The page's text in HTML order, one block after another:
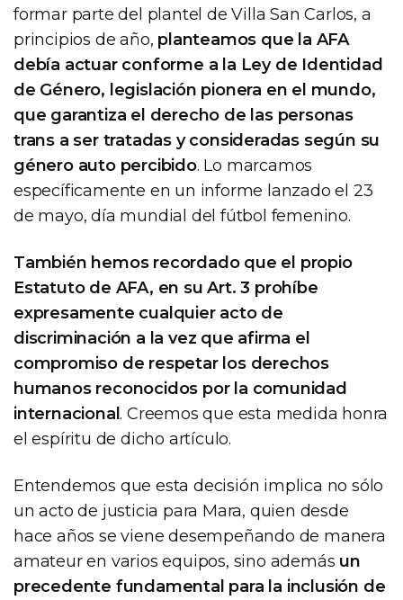
formar parte del plantel de Villa San Carlos, a
principios de año, planteamos que la AFA
debía actuar conforme a la Ley de Identidad
de Género, legislación pionera en el mundo,
que garantiza el derecho de las personas
trans a ser tratadas y consideradas según su
género auto percibido. Lo marcamos
específicamente en un informe lanzado el 23
de mayo, día mundial del fútbol femenino.
También hemos recordado que el propio
Estatuto de AFA, en su Art. 3 prohíbe
expresamente cualquier acto de
discriminación a la vez que afirma el
compromiso de respetar los derechos
humanos reconocidos por la comunidad
internacional. Creemos que esta medida honra
el espíritu de dicho artículo.
Entendemos que esta decisión implica no sólo
un acto de justicia para Mara, quien desde
hace años se viene desempeñando de manera
amateur en varios equipos, sino además un
precedente fundamental para la inclusión de